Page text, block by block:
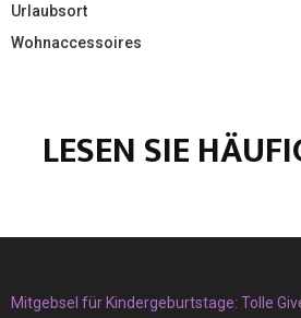
Urlaubsort
Wohnaccessoires
LESEN SIE
Mitgebsel für Kindergeburtstage: Tolle